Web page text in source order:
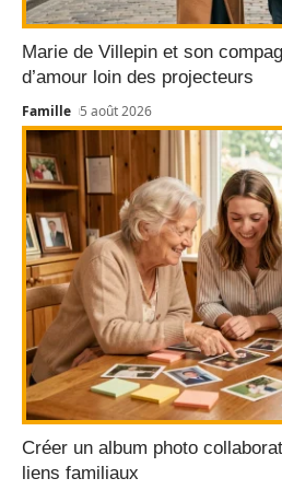
Marie de Villepin et son
d’amour loin des projecteurs
Famille 5 août 2026
Créer un album photo
liens familiaux